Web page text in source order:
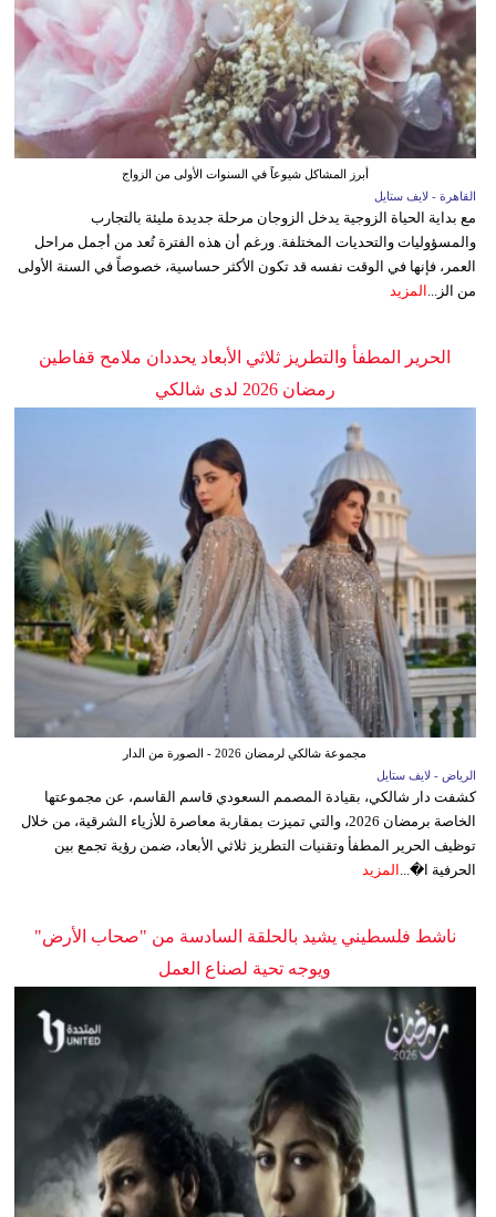
أبرز المشاكل شيوعاً في السنوات الأولى من الزواج
القاهرة - لايف ستايل
مع بداية الحياة الزوجية يدخل الزوجان مرحلة جديدة مليئة بالتجارب
والمسؤوليات والتحديات المختلفة. ورغم أن هذه الفترة تُعد من أجمل مراحل
العمر، فإنها في الوقت نفسه قد تكون الأكثر حساسية، خصوصاً في السنة الأولى
من الز...
المزيد
الحرير المطفأ والتطريز ثلاثي الأبعاد يحددان ملامح قفاطين
رمضان 2026 لدى شالكي
مجموعة شالكي لرمضان 2026 - الصورة من الدار
الرياض - لايف ستايل
كشفت دار شالكي، بقيادة المصمم السعودي قاسم القاسم، عن مجموعتها
الخاصة برمضان 2026، والتي تميزت بمقاربة معاصرة للأزياء الشرقية، من خلال
توظيف الحرير المطفأ وتقنيات التطريز ثلاثي الأبعاد، ضمن رؤية تجمع بين
الحرفية ا�... المزيد
ناشط فلسطيني يشيد بالحلقة السادسة من "صحاب الأرض"
ويوجه تحية لصناع العمل